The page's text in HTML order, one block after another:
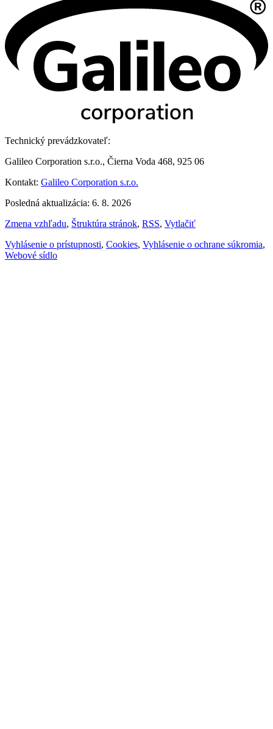
Technický prevádzkovateľ:
Galileo Corporation s.r.o., Čierna Voda 468, 925 06
Kontakt: Galileo Corporation s.r.o.
Posledná aktualizácia: 6. 8. 2026
Zmena vzhľadu, Štruktúra stránok, RSS, Vytlačiť
Vyhlásenie o prístupnosti, Cookies, Vyhlásenie o ochrane súkromia,
Webové sídlo